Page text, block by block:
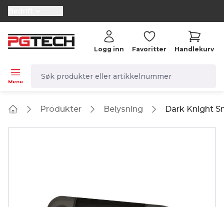
selector.vat
Menu
Logg inn Favoritter Handlekurv
Produkter Belysning Dark Knight